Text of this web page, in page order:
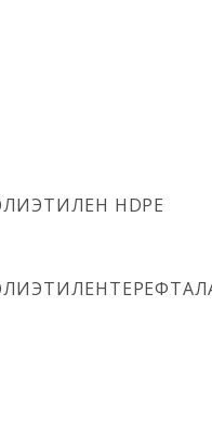
HDPE